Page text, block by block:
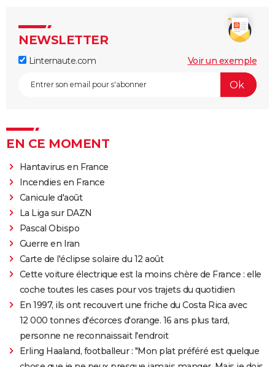
NEWSLETTER
Linternaute.com Voir un exemple
EN CE MOMENT
Hantavirus en France
Incendies en France
Canicule d'août
La Liga sur DAZN
Pascal Obispo
Guerre en Iran
Carte de l'éclipse solaire du 12 août
Cette voiture électrique est la moins chère de France : elle
coche toutes les cases pour vos trajets du quotidien
En 1997, ils ont recouvert une friche du Costa Rica avec
12 000 tonnes d'écorces d'orange. 16 ans plus tard,
personne ne reconnaissait l'endroit
Erling Haaland, footballeur : "Mon plat préféré est quelque